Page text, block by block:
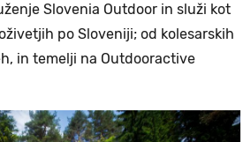
Slovenia Outdoor in služi kot
po Sloveniji; od kolesarskih
in temelji na Outdooractive